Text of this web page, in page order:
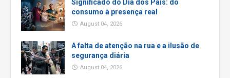
Significado do Dia dos Pais: do
consumo à presença real
August 04, 2026
A falta de atenção na rua e a ilusão de
segurança diária
August 04, 2026